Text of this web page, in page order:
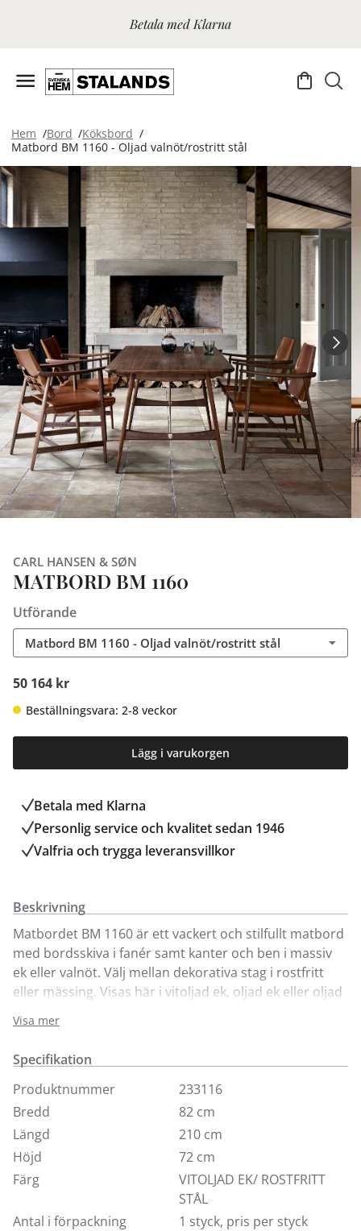
Betala med Klarna
Hem Bord
Köksbord
Matbord BM 1160 - Oljad valnöt/rostritt stål
CARL HANSEN & SØN
MATBORD BM 1160
Utförande
Matbord BM 1160 - Oljad valnöt/rostritt stål
50 164 kr
Beställningsvara: 2-8 veckor
Lägg i varukorgen
Betala med Klarna
Personlig service och kvalitet sedan 1946
Valfria och trygga leveransvillkor
Beskrivning
Matbordet BM 1160 är ett vackert och stilfullt matbord
med bordsskiva i fanér samt kanter och ben i massiv
ek eller valnöt. Välj mellan dekorativa stag i rostfritt
eller mässing. Visas här i vitoljad ek, oljad ek eller oljad
danska Carl Hansen & Søn. Matbord BM 1160 kallas
också för "Hunting table" med referenser till
jaktstugan. Bordet har mjukt rundade hörn och en
något smalare bordsskiva vilket gör det lämpligt för
mindre utrymmen.
Visa mer
Specifikation
Produktnummer
233116
Bredd
82 cm
Längd
210 cm
Höjd
72 cm
Färg
VITOLJAD EK/ ROSTFRITT
STÅL
Antal i förpackning
1 styck, pris per styck